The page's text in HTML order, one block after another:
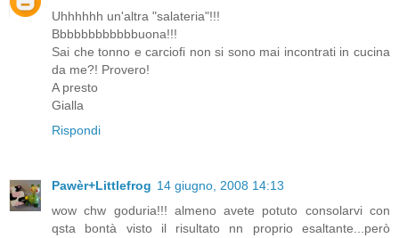
Uhhhhhh un'altra "salateria"!!!
Bbbbbbbbbbbbuona!!!
Sai che tonno e carciofi non si sono mai incontrati in cucina
da me?! Provero!
A presto
Gialla
Rispondi
Pawèr+Littlefrog 14 giugno, 2008 14:13
wow chw goduria!!! almeno avete potuto consolarvi con
qsta bontà visto il risultato nn proprio esaltante...però